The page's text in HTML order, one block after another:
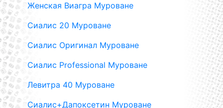
Женская Виагра Муроване
Сиалис 20 Муроване
Сиалис Оригинал Муроване
Сиалис Professional Муроване
Левитра 40 Муроване
Сиалис+Дапоксетин Муроване